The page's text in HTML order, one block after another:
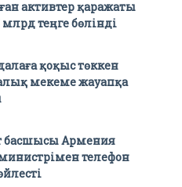
активтер қаражаты
млрд теңге бөлінді
қоқыс төккен
мекеме жауапқа
басшысы Армения
телефон